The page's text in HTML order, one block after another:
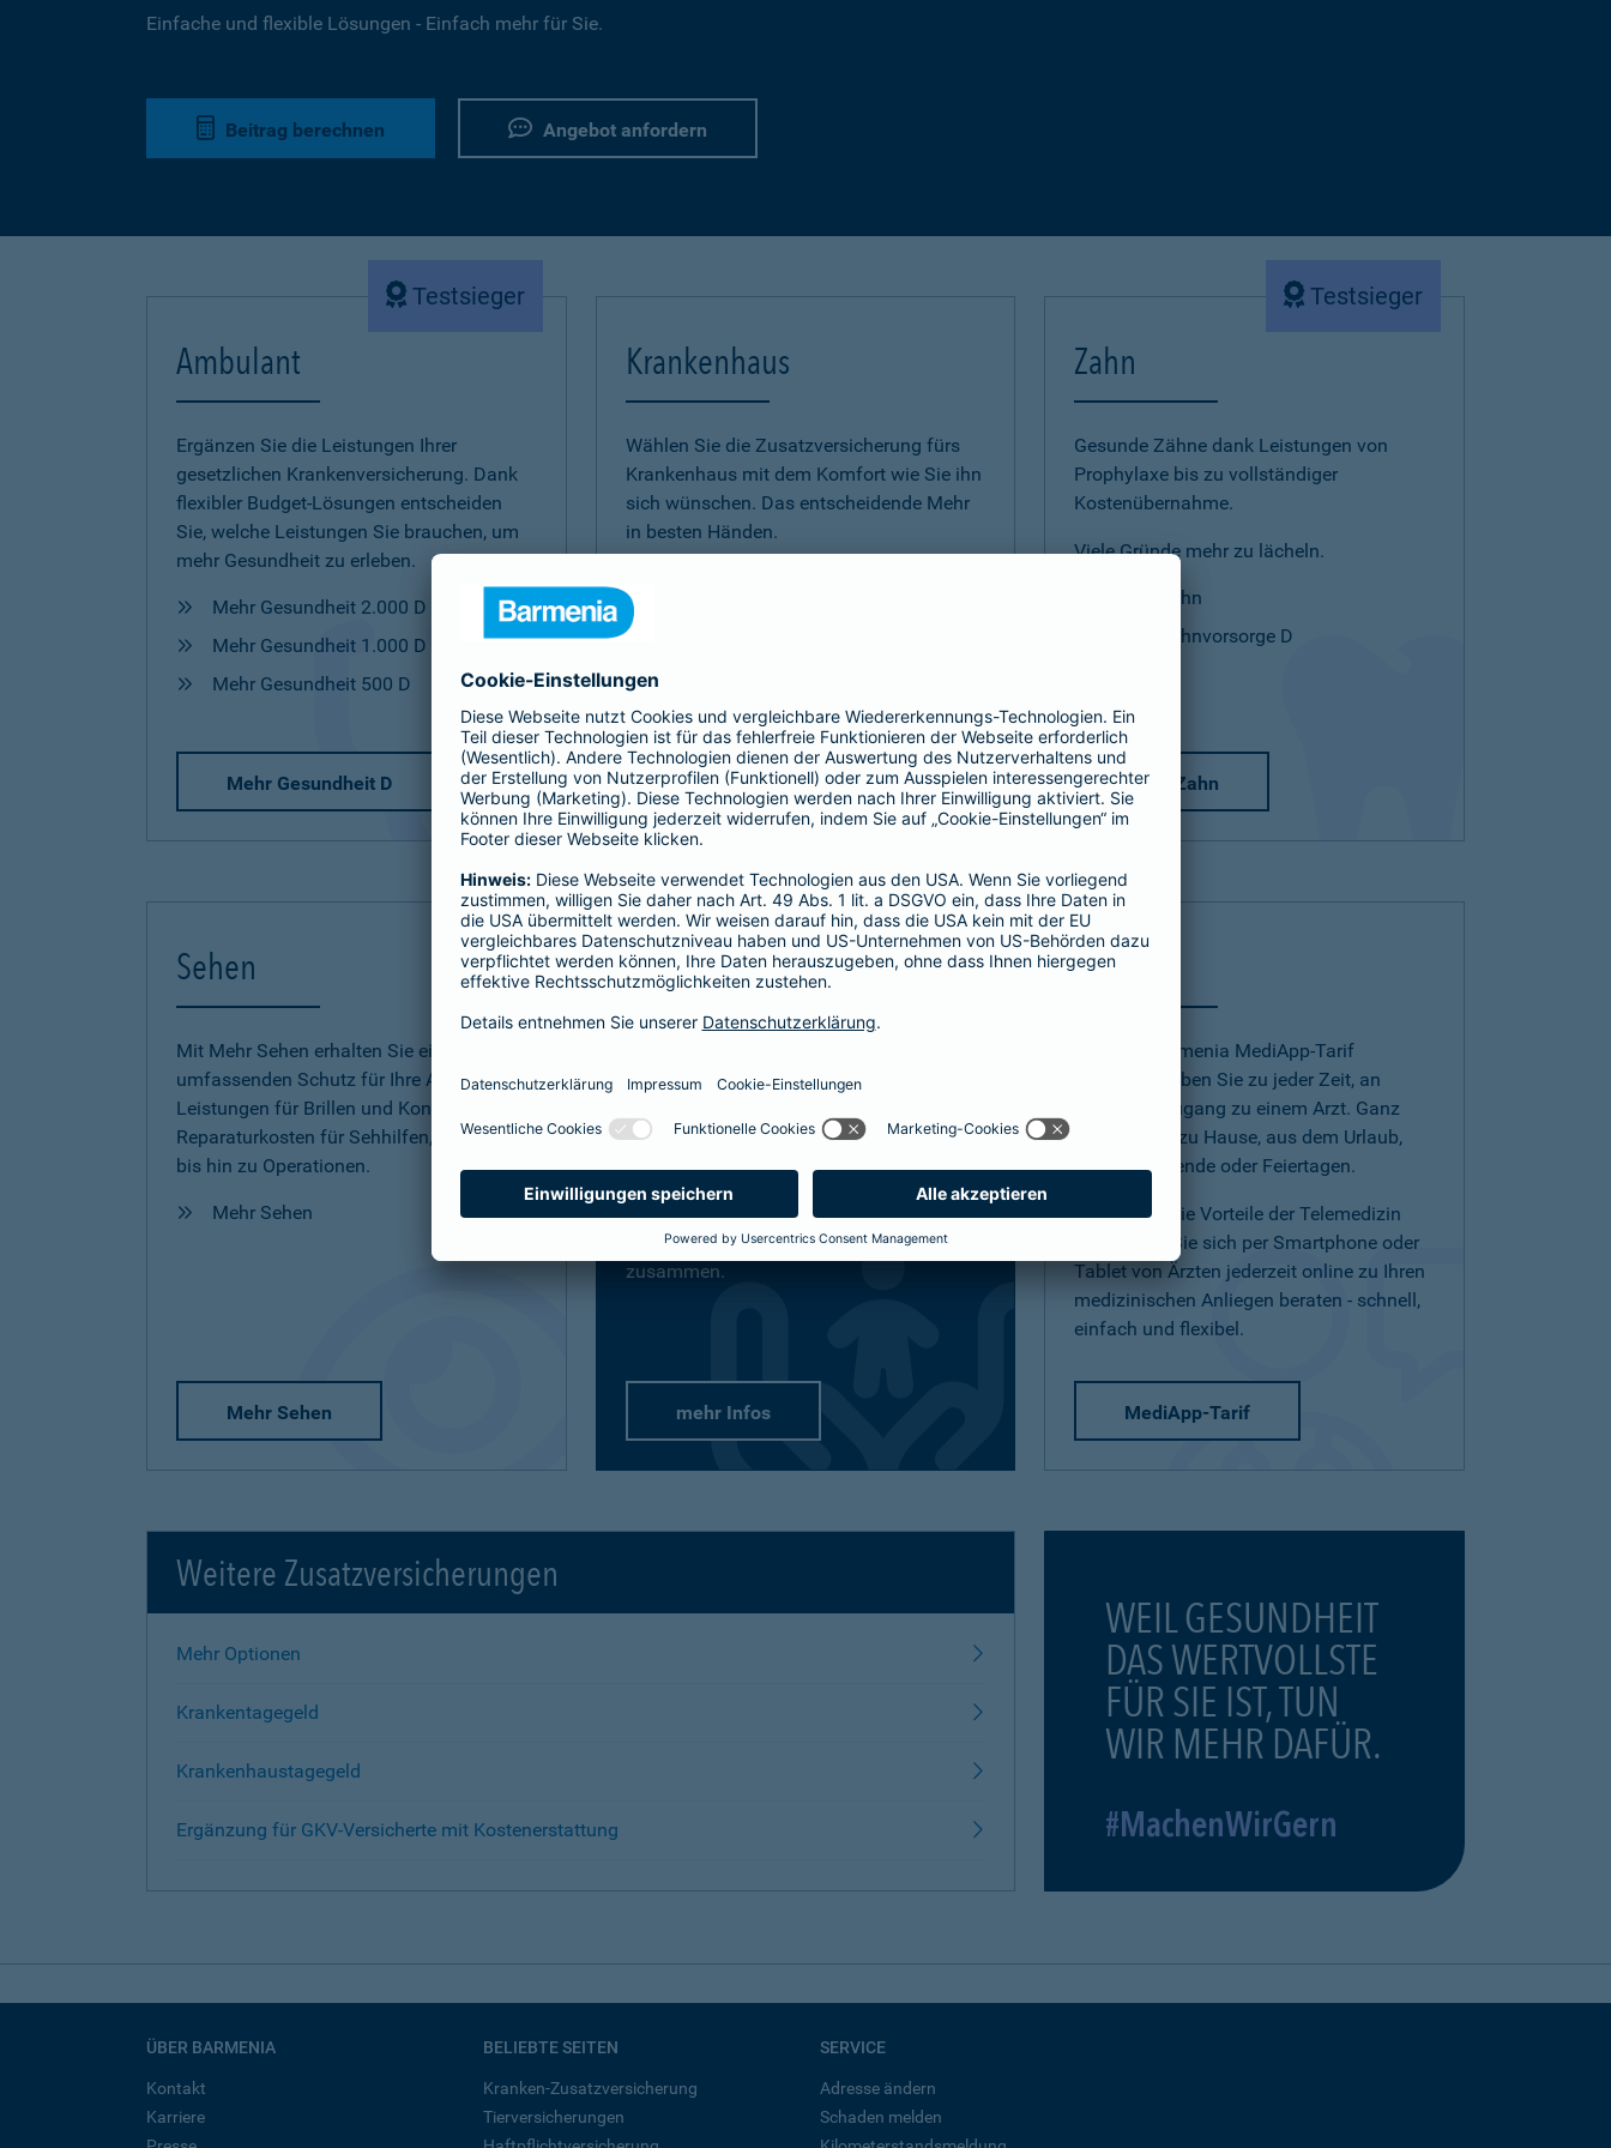
Einfache und flexible Lösungen - Einfach mehr für Sie.
Beitrag berechnen Angebot anfordern
Testsieger
Ambulant
Ergänzen Sie die Leistungen Ihrer
gesetzlichen Krankenversicherung. Dank
flexibler Budget-Lösungen entscheiden
Sie, welche Leistungen Sie brauchen, um
mehr Gesundheit zu erleben.
Mehr Gesundheit 2.000 D
Mehr Gesundheit 1.000 D
Mehr Gesundheit 500 D
Mehr Gesundheit D
Krankenhaus
Wählen Sie die Zusatzversicherung fürs
Krankenhaus mit dem Komfort wie Sie ihn
sich wünschen. Das entscheidende Mehr
in besten Händen.
Mehr Komfort
Testsieger
Zahn
Gesunde Zähne dank Leistungen von
Prophylaxe bis zu vollständiger
Kostenübernahme.
Viele Gründe mehr zu lächeln.
Mehr Zahn
Mehr Zahnvorsorge D
Mehr Zahn
Sehen
Mit Mehr Sehen erhalten Sie einen
umfassenden Schutz für Ihre Augen inkl.
Leistungen für Brillen und Kontaktlinsen,
Reparaturkosten für Sehhilfen, Vorsorge
bis hin zu Operationen.
Mehr Sehen
Mehr Sehen
Versicherungen für Kinder
definitiv den bestmöglichen Schutz
vielfältig und flexibel.
Passend-für-Kinder-Schutz
: Wählen Sie
aus unseren empfohlenen Paketen oder
stellen Sie sich gezielt die Produkte
zusammen.
mehr Infos
Telearzt
Mit dem Barmenia MediApp-Tarif
(Telearzt) haben Sie zu jeder Zeit, an
jedem Ort Zugang zu einem Arzt. Ganz
einfach von zu Hause, aus dem Urlaub,
am Wochenende oder Feiertagen.
Nutzen Sie die Vorteile der Telemedizin
und lassen Sie sich per Smartphone oder
Tablet von Ärzten jederzeit online zu Ihren
medizinischen Anliegen beraten - schnell,
einfach und flexibel.
MediApp-Tarif
Weitere Zusatzversicherungen
Mehr Optionen
Krankentagegeld
Krankenhaustagegeld
Ergänzung für GKV-Versicherte mit Kostenerstattung
WEIL GESUNDHEIT
DAS WERTVOLLSTE
FÜR SIE IST, TUN
WIR MEHR DAFÜR.
#MachenWirGern
ÜBER BARMENIA
Kontakt
Karriere
BELIEBTE SEITEN
Kranken-Zusatzversicherung
Tierversicherungen
SERVICE
Adresse ändern
Schaden melden